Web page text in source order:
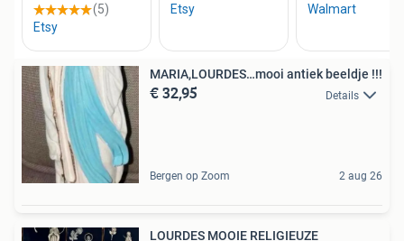
MARIA,LOURDES…mooi antiek beeldje !!!
€ 32,95 Details
Bergen op Zoom 2 aug 26
LOURDES MOOIE RELIGIEUZE